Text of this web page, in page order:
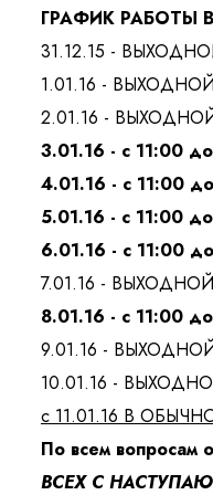
ГРАФИК РАБОТЫ
31.12.15 -
1.01.16 - ВЫХОДНОЙ
2.01.16 -
3.01.16 - с 11:00
4.01.16 - с 11:00
5.01.16 - с 11:00
6.01.16 - с 11:00
7.01.16 - ВЫХОДНОЙ
8.01.16 - с 11:00
9.01.16 -
10.01.16 -
с 11.01.16 В
По всем вопросам
ВСЕХ С
согласие на обработку